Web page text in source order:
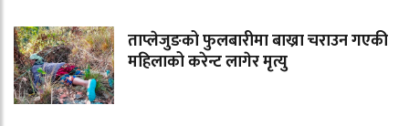
ताप्लेजुङको फुलबारीमा बाख्रा चराउन गएकी
महिलाको करेन्ट लागेर मृत्यु